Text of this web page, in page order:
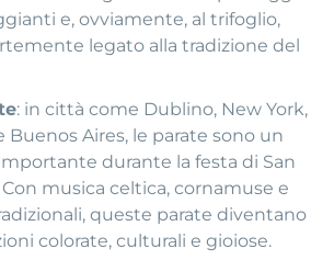
e, ovviamente, al trifoglio,
legato alla tradizione del
: in città come Dublino, New York,
Buenos Aires, le parate sono un
durante la festa di San
Con musica celtica, cornamuse e
queste parate diventano
colorate, culturali e gioiose.